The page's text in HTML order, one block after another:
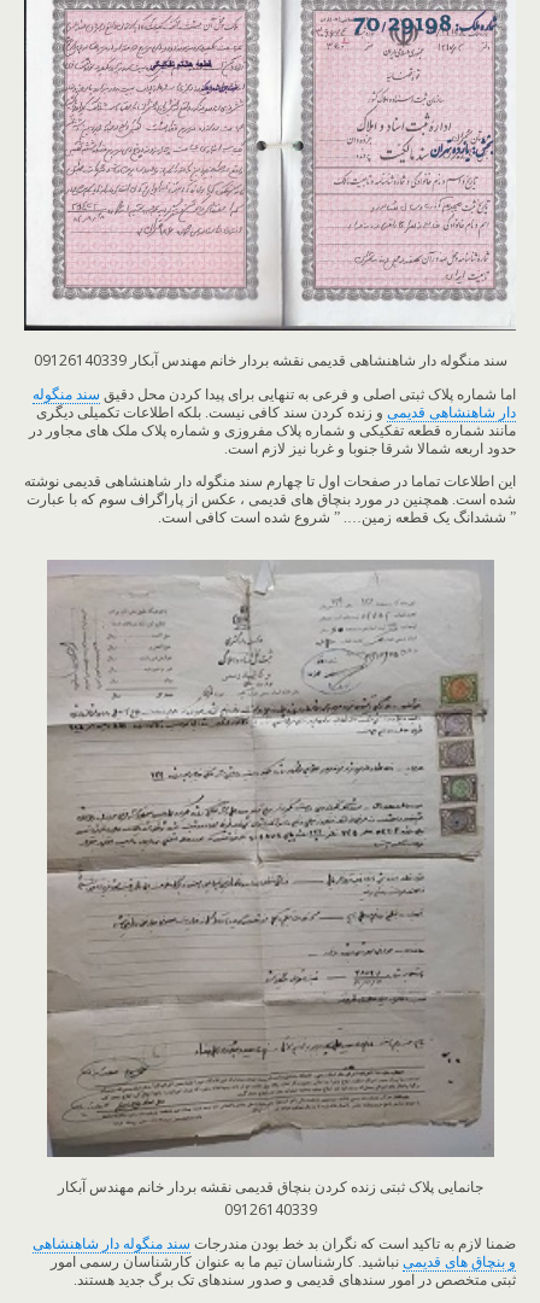
سند منگوله دار شاهنشاهی قدیمی نقشه بردار خانم مهندس آبکار 09126140339
اما شماره پلاک ثبتی اصلی و فرعی به تنهایی برای پیدا کردن محل دقیق سند منگوله
دار شاهنشاهی قدیمی و زنده کردن سند کافی نیست. بلکه اطلاعات تکمیلی دیگری
مانند شماره قطعه تفکیکی و شماره پلاک مفروزی و شماره پلاک ملک های مجاور در
حدود اربعه شمالا شرقا جنوبا و غربا نیز لازم است.
این اطلاعات تماما در صفحات اول تا چهارم سند منگوله دار شاهنشاهی قدیمی نوشته
شده است. همچنین در مورد بنچاق های قدیمی ، عکس از پاراگراف سوم که با عبارت
” ششدانگ یک قطعه زمین…. ” شروع شده است کافی است.
جانمایی پلاک ثبتی زنده کردن بنچاق قدیمی نقشه بردار خانم مهندس آبکار
09126140339
ضمنا لازم به تاکید است که نگران بد خط بودن مندرجات سند منگوله دار شاهنشاهی
و بنچاق های قدیمی نباشید. کارشناسان تیم ما به عنوان کارشناسان رسمی امور
ثبتی متخصص در امور سندهای قدیمی و صدور سندهای تک برگ جدید هستند.